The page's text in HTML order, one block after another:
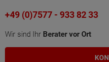
+49 (0)7577 - 933 82 33
Wir sind Ihr Berater vor Ort